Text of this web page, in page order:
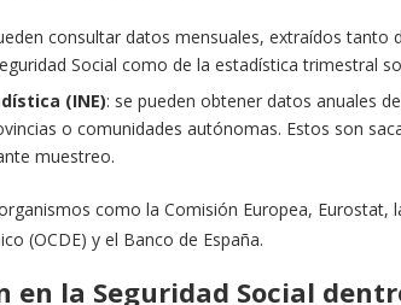
consultar datos mensuales, extraídos tanto
Social como de la estadística trimestral
(INE): se pueden obtener datos anuales
o comunidades autónomas. Estos son
muestreo.
como la Comisión Europea, Eurostat,
(OCDE) y el Banco de España.
en la Seguridad Social